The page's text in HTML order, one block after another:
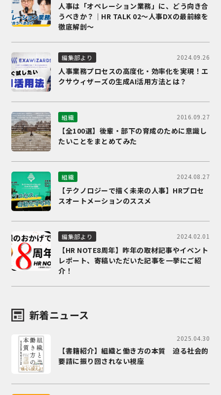
人事は「オペレーション業務」に、どう向き合
うべきか？｜HR TALK 02～人事DXの最前線を
徹底解剖～
編集部より 2024.09.26
人事業務プロセスの高度化・効率化を実現！エ
クサウィザーズの生成AI活用方法とは？
組織 2016.09.27
【全100選】後輩・部下の育成のために意識し
たいことをまとめてみた
組織 2024.08.27
【テクノロジーで描く未来の人事】HRプロセ
スオートメーションのススメ
編集部より 2024.02.01
【HR NOTE8周年】昨年の取材記事やイベント
レポート、寄稿いただいた記事を一挙にご紹
介！
新着ニュース
2025.04.30
【書籍紹介】組織と働き方の本質 迫る社会的
要請に振り回されない視座